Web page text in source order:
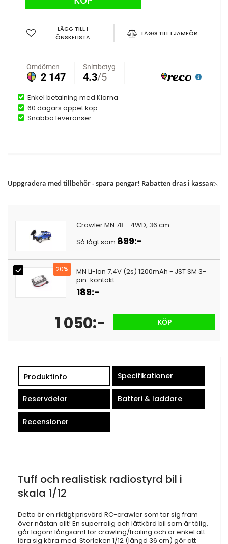
LÄGG TILL I
ÖNSKELISTA
LÄGG TILL I JÄMFÖR
Enkel betalning med Klarna
60 dagars öppet köp
Snabba leveranser
Uppgradera med tillbehör - spara pengar! Rabatten dras i kassan.
Crawler MN 78 - 4WD, 36 cm
Så lågt som 899:-
20%
MN Li-Ion 7,4V (2s) 1200mAh - JST SM 3-
pin-kontakt
189:-
1 050:- KÖP
Produktinfo
Tuff och realistisk radiostyrd bil i
skala 1/12
Detta är en riktigt prisvärd RC-crawler som tar sig fram
över nästan allt! En superrolig och lättkörd bil som är tålig,
går lagom långsamt för crawling/trailing och är enkel att
lära sig köra med. Storleken 1/12 (längd 36 cm) gör att
Specifikationer
Reservdelar Batteri & laddare
Recensioner